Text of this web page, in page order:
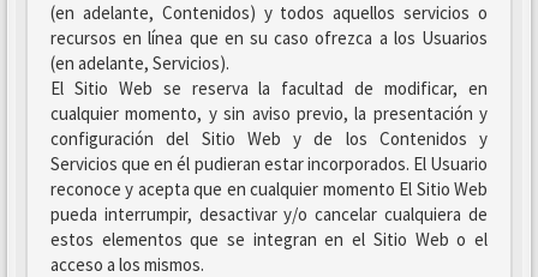
(en adelante, Contenidos) y todos aquellos servicios o
recursos en línea que en su caso ofrezca a los Usuarios
(en adelante, Servicios).
El Sitio Web se reserva la facultad de modificar, en
cualquier momento, y sin aviso previo, la presentación y
configuración del Sitio Web y de los Contenidos y
Servicios que en él pudieran estar incorporados. El Usuario
reconoce y acepta que en cualquier momento El Sitio Web
pueda interrumpir, desactivar y/o cancelar cualquiera de
estos elementos que se integran en el Sitio Web o el
acceso a los mismos.